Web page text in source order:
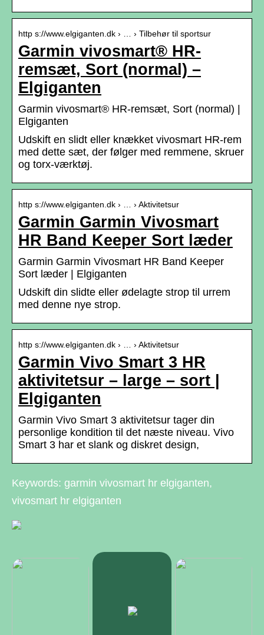
http s://www.elgiganten.dk › … › Tilbehør til sportsur
Garmin vivosmart® HR-
remsæt, Sort (normal) –
Elgiganten
Garmin vivosmart® HR-remsæt, Sort (normal) |
Elgiganten
Udskift en slidt eller knækket vivosmart HR-rem
med dette sæt, der følger med remmene, skruer
og torx-værktøj.
http s://www.elgiganten.dk › … › Aktivitetsur
Garmin Garmin Vivosmart
HR Band Keeper Sort læder
Garmin Garmin Vivosmart HR Band Keeper
Sort læder | Elgiganten
Udskift din slidte eller ødelagte strop til urrem
med denne nye strop.
http s://www.elgiganten.dk › … › Aktivitetsur
Garmin Vivo Smart 3 HR
aktivitetsur – large – sort |
Elgiganten
Garmin Vivo Smart 3 aktivitetsur tager din
personlige kondition til det næste niveau. Vivo
Smart 3 har et slank og diskret design,
Keywords: garmin vivosmart hr elgiganten,
vivosmart hr elgiganten